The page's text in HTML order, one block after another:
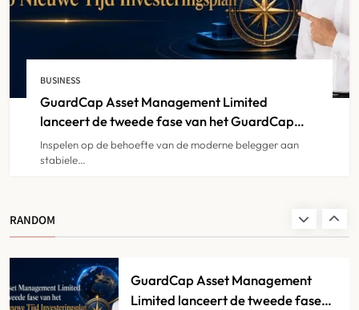
BUSINESS
GuardCap Asset Management Limited
lanceert de tweede fase van het GuardCap
Nieuwe Tijd Investeringsplan
Inspelen op de behoefte van de moderne belegger aan
stabiele…
RANDOM
Magasin de Vape en Ligne
Profil ?
BUSINESS
2
Best of België: waarom graffiti
workshops steeds vaker de slimste